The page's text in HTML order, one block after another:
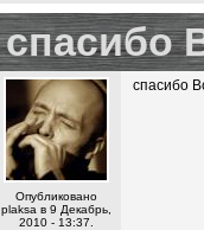
спасибо
Опубликовано
plaksa в 9 Декабрь,
2010 - 13:37.
спасибо